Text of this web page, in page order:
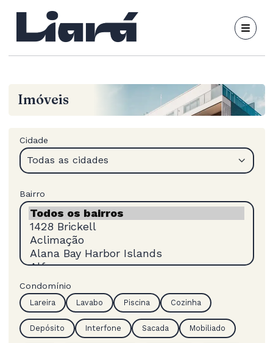
Imóveis
Cidade
Todas as cidades
Bairro
Condomínio
Lareira Lavabo Piscina Cozinha
Depósito Interfone Sacada Mobiliado